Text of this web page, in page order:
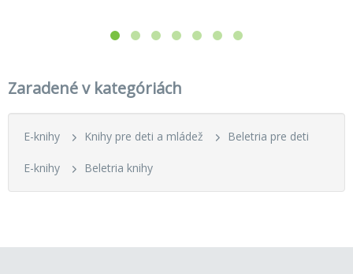
Zaradené v kategóriách
E-knihy Knihy pre deti a mládež Beletria pre deti
E-knihy Beletria knihy